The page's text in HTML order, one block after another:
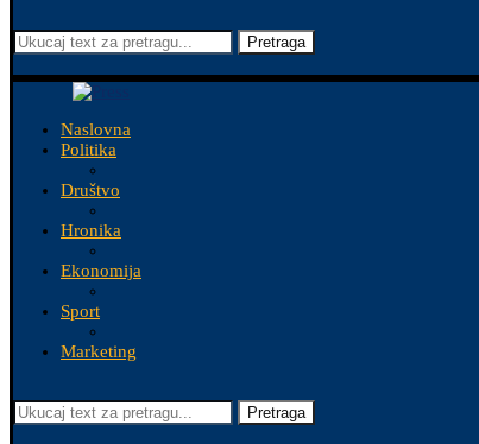
Pretraga
Naslovna
Politika
Društvo
Hronika
Ekonomija
Sport
Marketing
Pretraga